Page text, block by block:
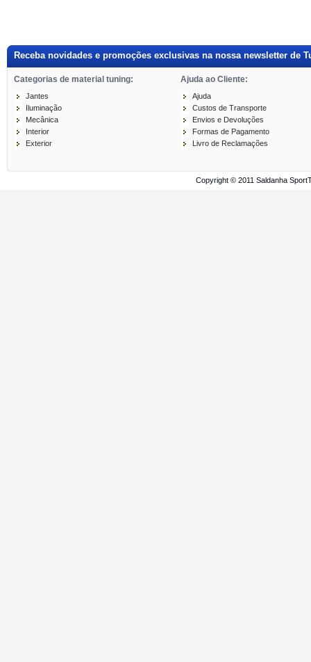
Receba novidades e promoções exclusivas na nossa newsletter de
Categorias de material tuning: Ajuda ao Cliente:
Jantes
Iluminação
Mecânica
Interior
Exterior
Ajuda
Custos de Transporte
Envios e Devoluções
Formas de Pagamento
Livro de Reclamações
Copyright © 2011 Saldanha